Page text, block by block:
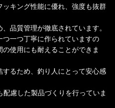
キング性能に優れ、強度も抜群
品質管理が徹底されています。
一つ丁寧に作られていますの
使用にも耐えることができま
るため、釣り人にとって安心感
慮した製品づくりを行っていま